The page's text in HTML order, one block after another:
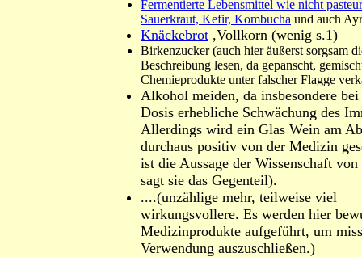
Fermentierte Lebensmittel wie nicht
Sauerkraut, Kefir, Kombucha und auch
Knäckebrot ,Vollkorn (wenig s.1)
Birkenzucker (auch hier äußerst sorgsam
Beschreibung lesen, da gepanscht,
Chemieprodukte unter falscher Flagge
Alkohol meiden, da insbesondere
Dosis erhebliche Schwächung des
Allerdings wird ein Glas Wein am
durchaus positiv von der Medizin
ist die Aussage der Wissenschaft
sagt sie das Gegenteil).
....(unzählige mehr, teilweise viel
wirkungsvollere. Es werden hier
Medizinprodukte aufgeführt, um
Verwendung auszuschließen.)